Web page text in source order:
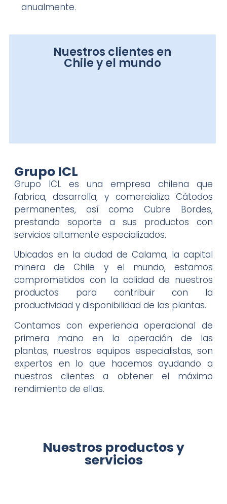
anualmente.
Nuestros clientes en
Chile y el mundo
Grupo ICL
Grupo ICL es una empresa chilena que
fabrica, desarrolla, y comercializa Cátodos
permanentes, así como Cubre Bordes,
prestando soporte a sus productos con
servicios altamente especializados.
Ubicados en la ciudad de Calama, la capital
minera de Chile y el mundo, estamos
comprometidos con la calidad de nuestros
productos para contribuir con la
productividad y disponibilidad de las plantas.
Contamos con experiencia operacional de
primera mano en la operación de las
plantas, nuestros equipos especialistas, son
expertos en lo que hacemos ayudando a
nuestros clientes a obtener el máximo
rendimiento de ellas.
Nuestros productos y
servicios